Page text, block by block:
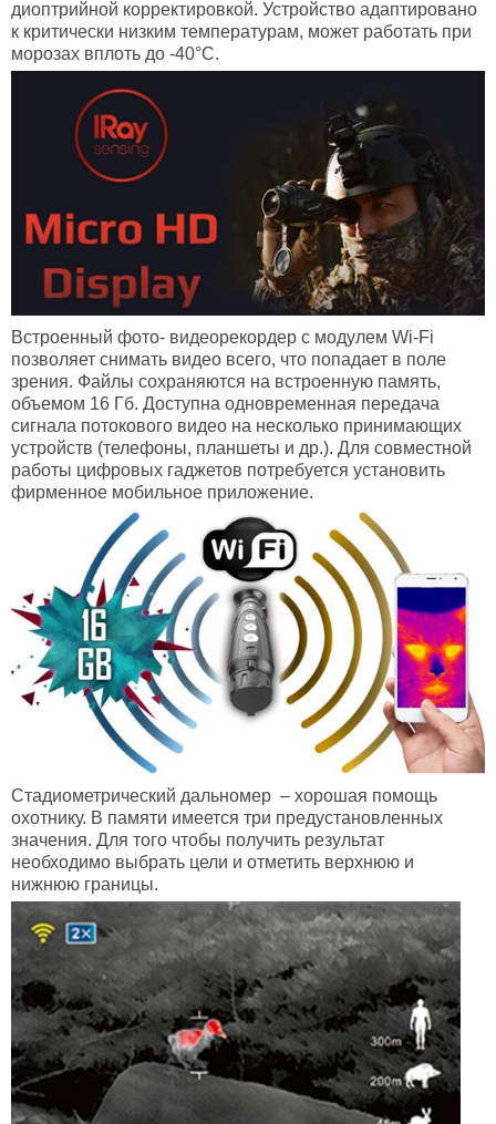
диоптрийной корректировкой. Устройство адаптировано
к критически низким температурам, может работать при
морозах вплоть до -40°С.
Встроенный фото- видеорекордер с модулем Wi-Fi
позволяет снимать видео всего, что попадает в поле
зрения. Файлы сохраняются на встроенную память,
объемом 16 Гб. Доступна одновременная передача
сигнала потокового видео на несколько принимающих
устройств (телефоны, планшеты и др.). Для совместной
работы цифровых гаджетов потребуется установить
фирменное мобильное приложение.
Стадиометрический дальномер – хорошая помощь
охотнику. В памяти имеется три предустановленных
значения. Для того чтобы получить результат
необходимо выбрать цели и отметить верхнюю и
нижнюю границы.